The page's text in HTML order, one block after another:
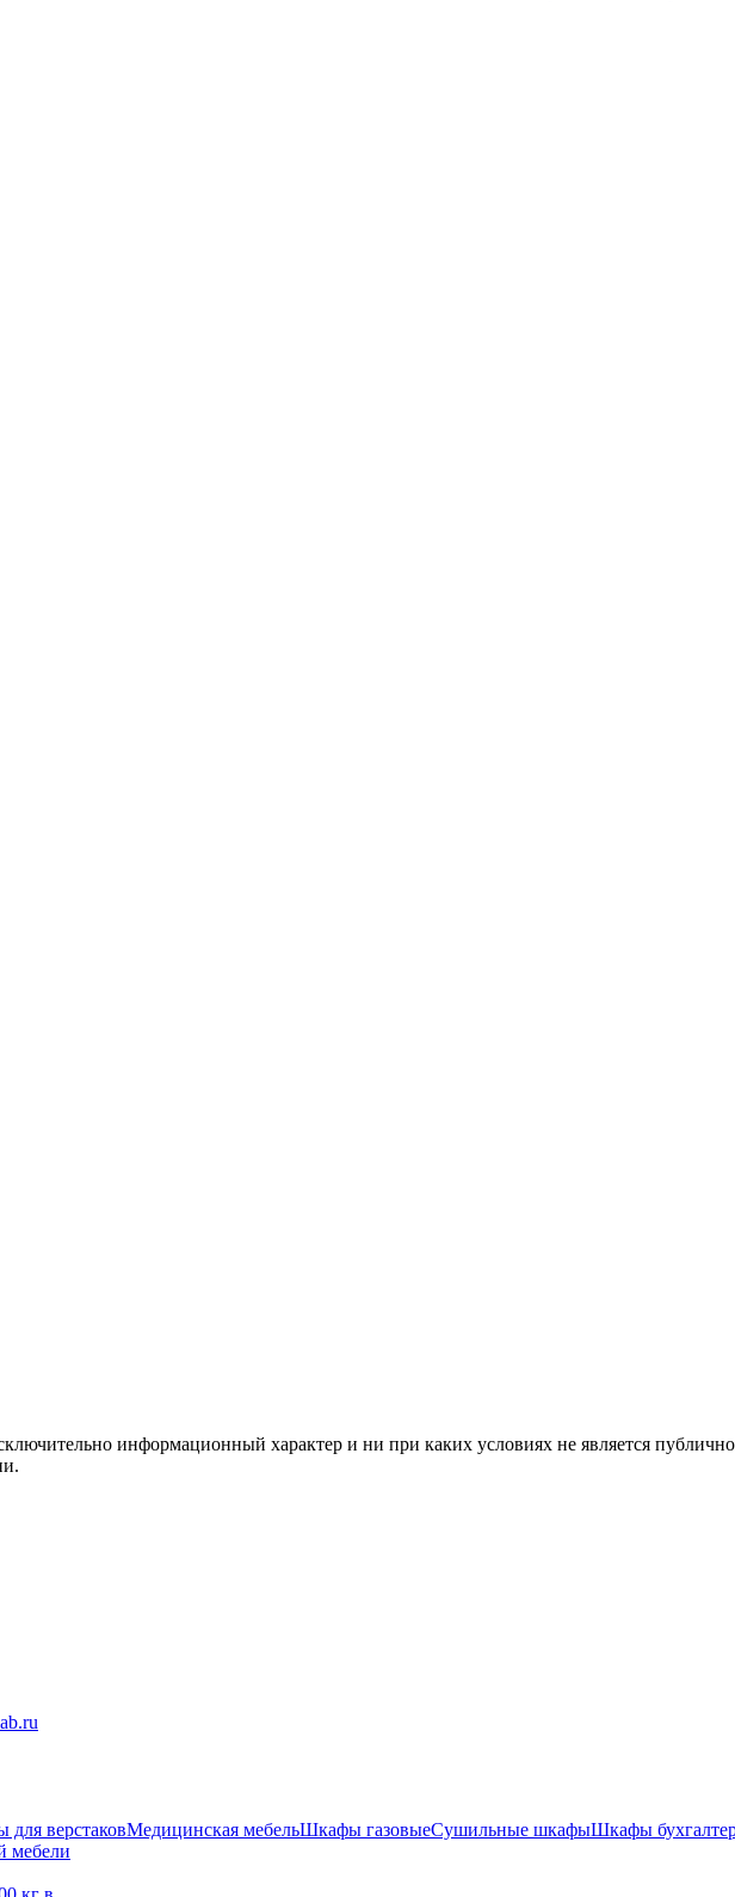
информационный характер и ни при каких условиях не является
для верстаковМедицинская мебельШкафы газовыеСушильные шкафыШкафы
мебели